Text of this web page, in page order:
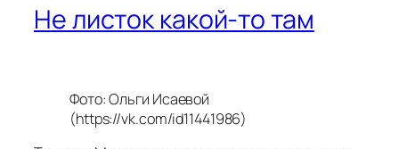
Не листок какой-то там
Фото: Ольги Исаевой
(https://vk.com/id11441986)